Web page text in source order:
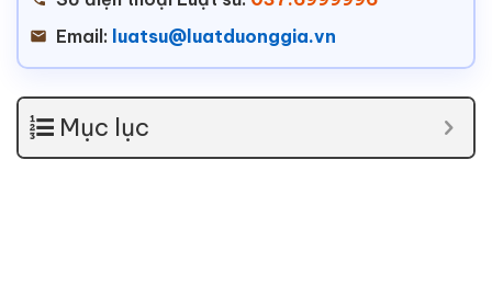
Email: luatsu@luatduonggia.vn
Mục lục